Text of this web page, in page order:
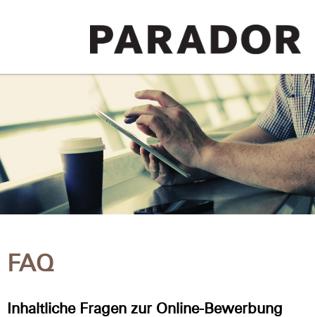
FAQ
Inhaltliche Fragen zur Online-Bewerbung